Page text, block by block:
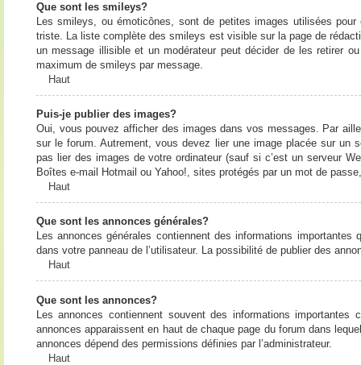
Que sont les smileys?
Les smileys, ou émoticônes, sont de petites images utilisées
triste. La liste complète des smileys est visible sur la page de
un message illisible et un modérateur peut décider de les retirer
maximum de smileys par message.
Haut
Puis-je publier des images?
Oui, vous pouvez afficher des images dans vos messages. Par
sur le forum. Autrement, vous devez lier une image placée sur un
pas lier des images de votre ordinateur (sauf si c’est un serveur
Boîtes e-mail Hotmail ou Yahoo!, sites protégés par un mot de
Haut
Que sont les annonces générales?
Les annonces générales contiennent des informations
dans votre panneau de l’utilisateur. La possibilité de publier des
Haut
Que sont les annonces?
Les annonces contiennent souvent des informations
annonces apparaissent en haut de chaque page du forum dans
annonces dépend des permissions définies par l’administrateur.
Haut